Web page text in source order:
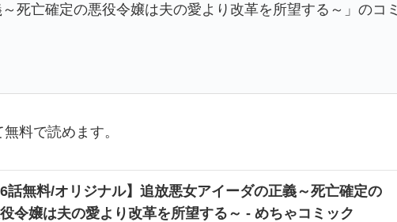
死亡確定の悪役令嬢は夫の愛より改革を所望する～」のコミ
料で読めます。
6話無料/オリジナル】追放悪女アイーダの正義～死亡確定の
令嬢は夫の愛より改革を所望する～ - めちゃコミック